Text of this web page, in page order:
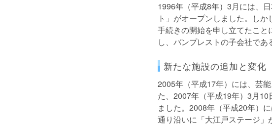
1996年（平成8年）3月には、
ト」がオープンしました。し
手続きの開始を申し立てたこ
し、バンプレストの子会社であ
新たな施設の追加と変化
2005年（平成17年）には、芸
た、2007年（平成19年）3月
ました。2008年（平成20年）
通り沿いに「大江戸ステージ